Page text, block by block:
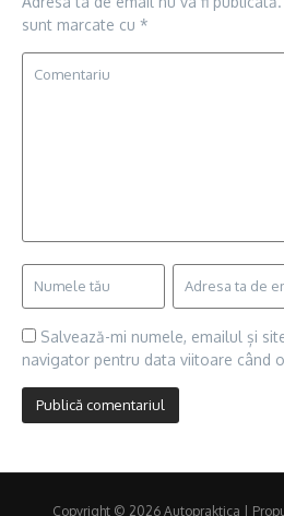
sunt marcate cu *
Salvează-mi numele, emailul și
navigator pentru data viitoare când
Copyright © 2026 Autopraktica |